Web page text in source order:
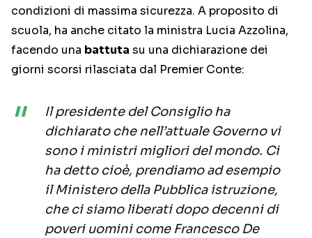
condizioni di massima sicurezza. A proposito di
scuola, ha anche citato la ministra Lucia Azzolina,
facendo una battuta su una dichiarazione dei
giorni scorsi rilasciata dal Premier Conte:
Il presidente del Consiglio ha
dichiarato che nell’attuale Governo vi
sono i ministri migliori del mondo. Ci
ha detto cioè, prendiamo ad esempio
il Ministero della Pubblica istruzione,
che ci siamo liberati dopo decenni di
poveri uomini come Francesco De